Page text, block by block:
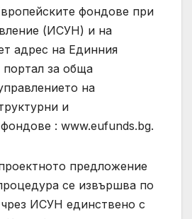
фондове при
(ИСУН) и на
адрес на Единния
за обща
на
и
: www.eufunds.bg.
предложение
се извършва по
ИСУН единствено с